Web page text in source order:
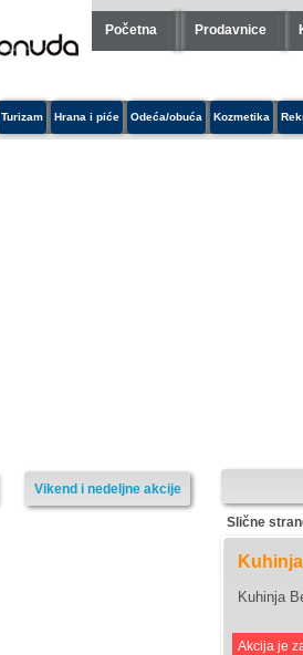
Početna Prodavnice
Turizam Hrana i piće Odeća/obuća Kozmetika
Slične
Kuhinja
Akcija je
Vikend i nedeljne akcije